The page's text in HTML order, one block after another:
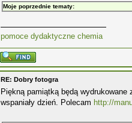
Moje poprzednie tematy:
pomoce dydaktyczne chemia
RE: Dobry fotogra
Piękną pamiątką będą
wspaniały dzień. Polecam http://